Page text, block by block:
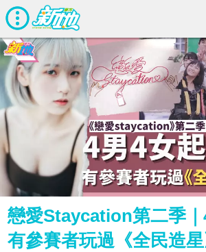
戀愛Staycation第二季
有參賽者玩過《全民造星